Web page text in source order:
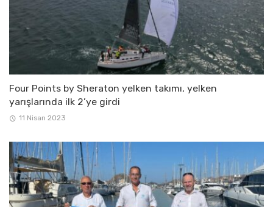
Four Points by Sheraton yelken takımı, yelken
yarışlarında ilk 2’ye girdi
11 Nisan 2023